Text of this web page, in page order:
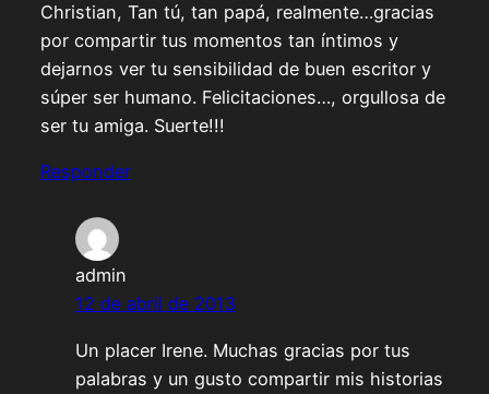
Christian, Tan tú, tan papá, realmente…gracias
por compartir tus momentos tan íntimos y
dejarnos ver tu sensibilidad de buen escritor y
súper ser humano. Felicitaciones…, orgullosa de
ser tu amiga. Suerte!!!
Responder
admin
12 de abril de 2013
Un placer Irene. Muchas gracias por tus
palabras y un gusto compartir mis historias